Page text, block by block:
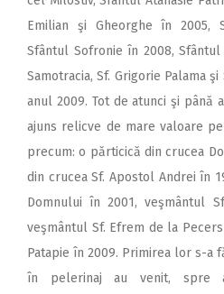
Emilian şi Gheorghe în 2005,
Sfântul Sofronie în 2008,
Samotracia, Sf. Grigorie Palama
anul 2009. Tot de atunci şi până
ajuns relicve de mare valoare
precum: o părticică din crucea
din crucea Sf. Apostol Andrei în
Domnului în 2001, veşmântul
veşmântul Sf. Efrem de la
Patapie în 2009. Primirea lor s-a
în pelerinaj au venit, spre